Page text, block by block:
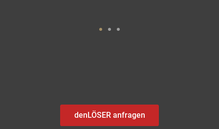
denLÖSER anfragen